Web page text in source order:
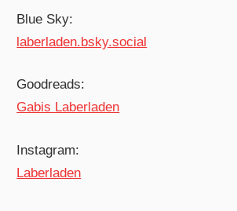
Blue Sky:
laberladen.bsky.social
Goodreads:
Gabis Laberladen
Instagram:
Laberladen